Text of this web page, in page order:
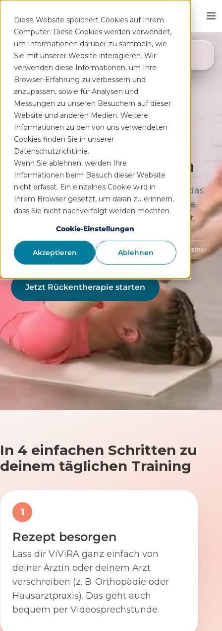
Diese Website speichert Cookies auf Ihrem
Computer. Diese Cookies werden verwendet,
um Informationen darüber zu sammeln, wie
Sie mit unserer Website interagieren. Wir
verwenden diese Informationen, um Ihre
Browser-Erfahrung zu verbessern und
anzupassen, sowie für Analysen und
Messungen zu unseren Besuchern auf dieser
Website und anderen Medien. Weitere
Informationen zu den von uns verwendeten
Cookies finden Sie in unserer
Datenschutzrichtlinie.
Wenn Sie ablehnen, werden Ihre
Informationen beim Besuch dieser Website
nicht erfasst. Ein einzelnes Cookie wird in
Ihrem Browser gesetzt, um daran zu erinnern,
dass Sie nicht nachverfolgt werden möchten.
Cookie-Einstellungen
Akzeptieren Ablehnen
Deine App auf Rezept
bei Rücken­schmerzen
Therapeutisches Training für zu Hause, das
sich flexibel deinem Alltag anpasst. Ohne
lange Wartezeiten, kostenfrei auf Rezept.
Schutz von Gesundheitsdaten Medizinprodukt Klasse 1
Jetzt Rückentherapie starten
In 4 einfachen Schritten zu
deinem täglichen Training
1
Rezept besorgen
Lass dir ViViRA ganz einfach von
deiner Ärztin oder deinem Arzt
verschreiben (z. B. Orthopädie oder
Hausarztpraxis). Das geht auch
bequem per Videosprechstunde.